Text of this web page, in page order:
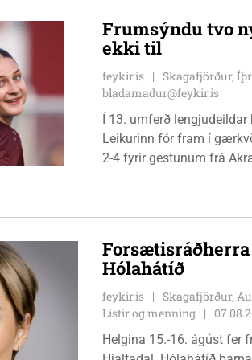
Frumsýndu tvo
ekki til
feykir.is Skagafjörður,
bladamadur@feykir.is
Í 13. umferð
Leikurinn fór fram í
2-4 fyrir gestunum frá
Hólahátíð
feykir.is
Skagafjörður,
Listir og menning
Helgina 15.-16. ágúst fer